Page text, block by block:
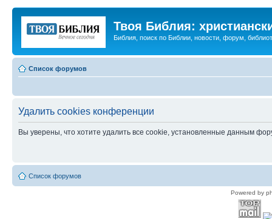
Твоя Библия:
Библия, поиск по Библии, новости, форум,
Список форумов
Удалить cookies конференции
Вы уверены, что хотите удалить все cookie, установленные данным
Список форумов
Powered by